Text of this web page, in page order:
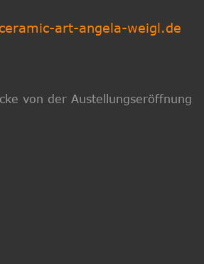
art-angela-weigl.de
von der Austellungseröffnung